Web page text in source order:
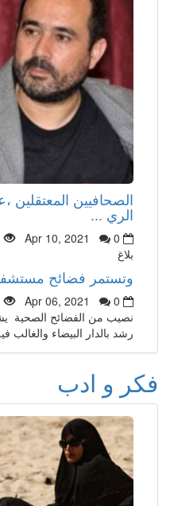
الصحافيين المعتقلين
الري ...
Apr 10, 2021
0
بلاغ
وتستمر فضائح مستشفى
Apr 06, 2021
0
نصيب من الفضائح الصحية
رشد بالدار البيضاء والغالب
فكر و ادب